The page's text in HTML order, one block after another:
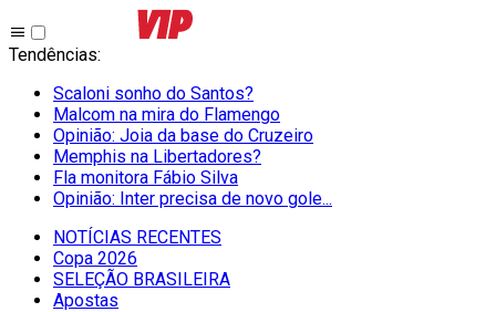
Tendências:
Scaloni sonho do Santos?
Malcom na mira do Flamengo
Opinião: Joia da base do Cruzeiro
Memphis na Libertadores?
Fla monitora Fábio Silva
Opinião: Inter precisa de novo gole...
NOTÍCIAS RECENTES
Copa 2026
SELEÇÃO BRASILEIRA
Apostas